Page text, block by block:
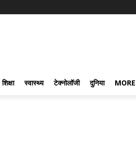
शिक्षा स्वास्थ्य टेक्नोलॉजी दुनिया MORE